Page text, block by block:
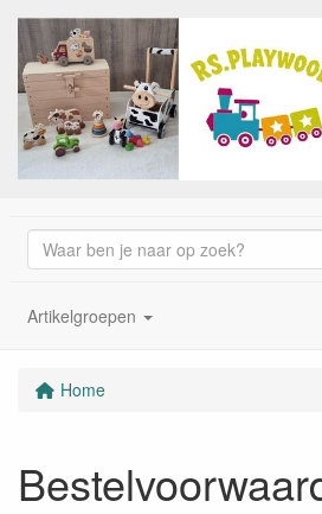
Artikelgroepen
Home